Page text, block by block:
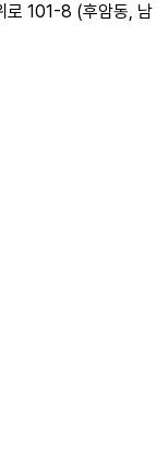
로 101-8 (후암동, 남